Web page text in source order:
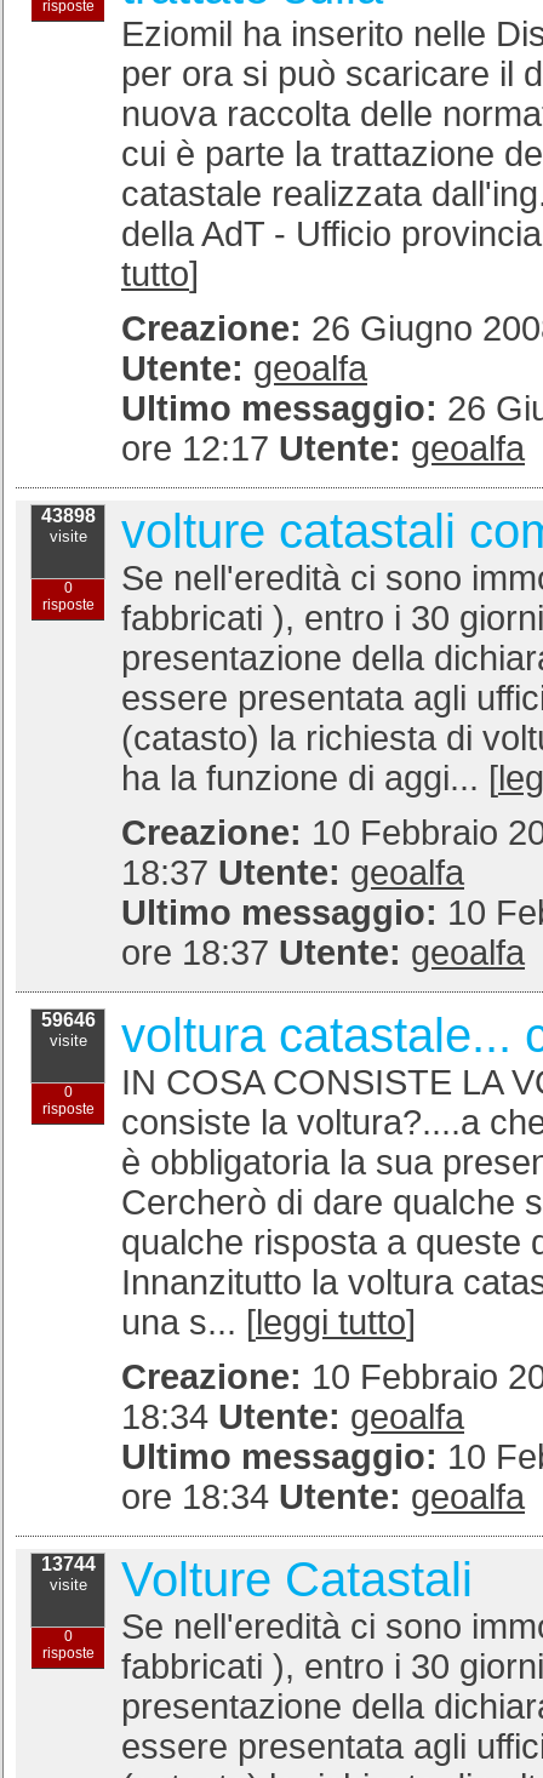
risposte
Eziomil ha inserito nelle
per ora si può scaricare il
nuova raccolta delle
cui è parte la trattazione
catastale realizzata
della AdT - Ufficio
tutto]
Creazione: 26 Giugno
Utente: geoalfa
Ultimo messaggio: 26
ore 12:17 Utente: geoalfa
43898
visite
0
risposte
volture catastali
Se nell'eredità ci sono
fabbricati ), entro i 30
presentazione della
essere presentata agli
(catasto) la richiesta di
ha la funzione di aggi... [
Creazione: 10 Febbraio
18:37 Utente: geoalfa
Ultimo messaggio: 10
ore 18:37 Utente: geoalfa
59646
visite
0
risposte
voltura catastale...
IN COSA CONSISTE LA
consiste la voltura?....a
è obbligatoria la sua
Cercherò di dare qualche
qualche risposta a queste
Innanzitutto la voltura
una s... [leggi tutto]
Creazione: 10 Febbraio
18:34 Utente: geoalfa
Ultimo messaggio: 10
ore 18:34 Utente: geoalfa
13744
visite
0
risposte
Volture Catastali
Se nell'eredità ci sono
fabbricati ), entro i 30
presentazione della
essere presentata agli